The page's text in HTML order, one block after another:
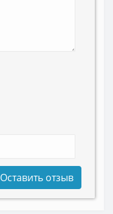
Оставить отзыв